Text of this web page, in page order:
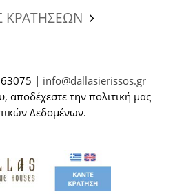
ΚΡΑΤΗΣΕΩΝ
63075 | info@dallasierissos.gr
αποδέχεστε την πολιτική μας
Δεδομένων.